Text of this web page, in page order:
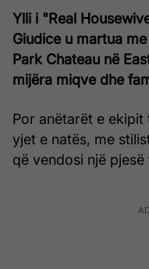
Ylli i "Real
Giudice u martua
Park Chateau në
mijëra miqve dhe
Por anëtarët e ekipit
yjet e natës, me
që vendosi një